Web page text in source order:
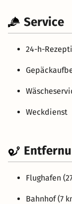
Service
24-h-
Weckdienst
Flughafen
Bahnhof (7